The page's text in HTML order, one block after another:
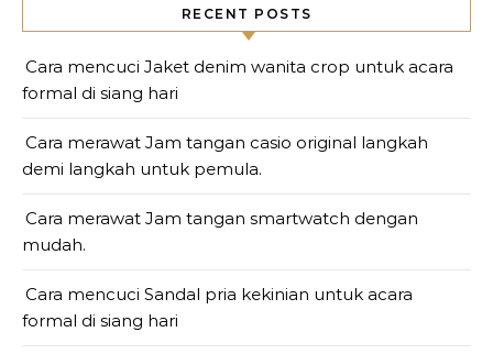
RECENT POSTS
Cara mencuci Jaket denim wanita crop untuk acara
formal di siang hari
Cara merawat Jam tangan casio original langkah
demi langkah untuk pemula.
Cara merawat Jam tangan smartwatch dengan
mudah.
Cara mencuci Sandal pria kekinian untuk acara
formal di siang hari